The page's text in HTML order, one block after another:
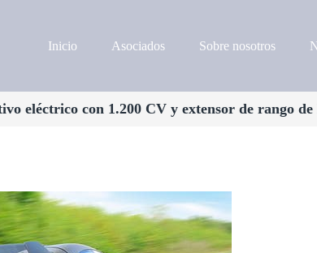
Inicio Asociados Sobre nosotros
eléctrico con 1.200 CV y extensor de rango de